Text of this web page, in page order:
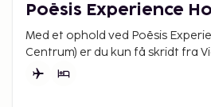
Poēsis Experience
Med et ophold ved Poēsis
Centrum) er du kun få skridt fra
minutters gang fra Den Spanske